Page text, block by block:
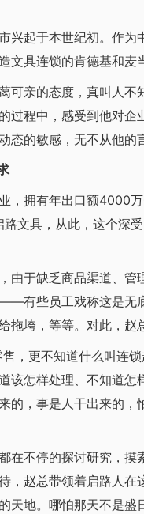
起于本世纪初。作为
文具连锁的肯德基和麦
亲的态度，真叫人不
过程中，感受到他对
态的敏感，无不从他的
拥有年出口额4000万
文具，从此，这个深
于缺乏商品渠道、管
有些员工戏称这是无
拖垮，等等。对此，
更不知道什么叫连锁
该怎样处理、不知道
的，事是人干出来的
不停的探讨研究，摸
，赵总带领着启路人
天地。哪怕那天不是盛